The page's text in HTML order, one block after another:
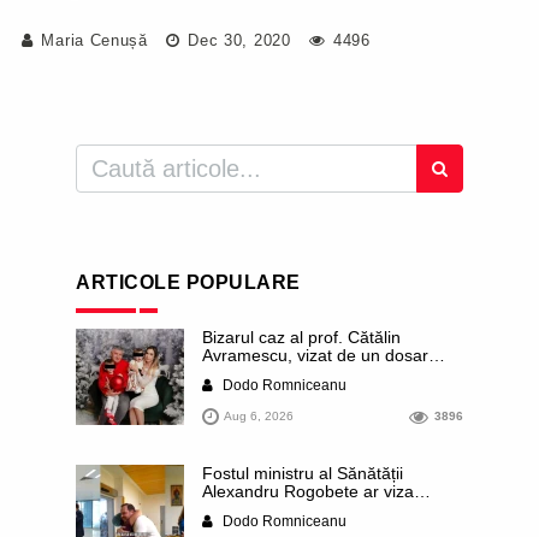
Maria Cenușă Dec 30, 2020 4496
ARTICOLE POPULARE
Bizarul caz al prof. Cătălin
Avramescu, vizat de un dosar
infantilă”. Miroase a execuție
stalinistă. Cea mai imundă parte a
presei publică inclusiv documente
dezvăluite date ultra-personale
ale profesorului, inclusiv
diagnostice și tratamente
Dodo Romniceanu
Aug 6, 2026 3896
Fostul ministru al Sănătății
Alexandru Rogobete ar viza
funcția lui Dominic Fritz de primar
al orașului Timișoara. Pesedistul
Dodo Romniceanu